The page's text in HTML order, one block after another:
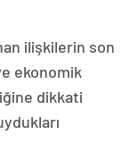
ilişkilerin son
ekonomik
dikkati